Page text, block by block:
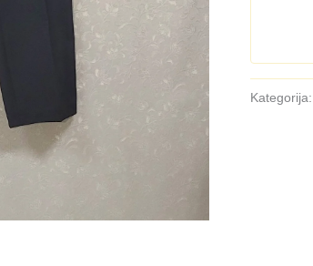
Kategorija: